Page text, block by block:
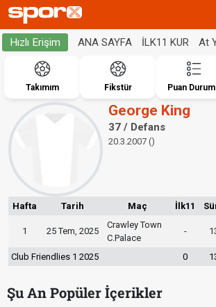
Hızlı Erişim ANA SAYFA İLK11 KUR At
Takımım Fikstür Puan
George King
37 / Defans
20.3.2007 ()
Hafta Tarih Maç İlk11
1 25 Tem, 2025
Crawley Town
C.Palace
-
Club Friendlies 1 2025 0
Şu An Popüler İçerikler